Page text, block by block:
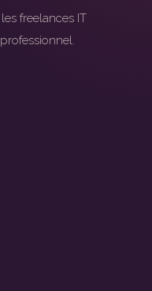
freelances IT